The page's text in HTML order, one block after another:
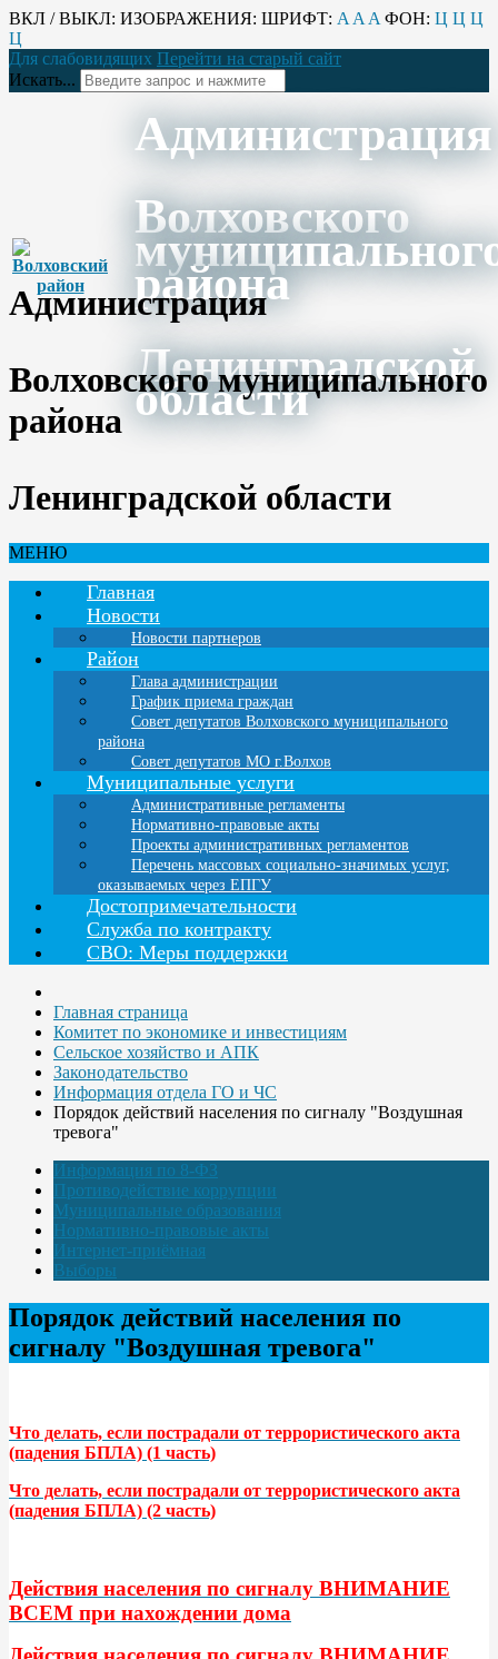
ВКЛ / ВЫКЛ: ИЗОБРАЖЕНИЯ: ШРИФТ: A A A ФОН: Ц Ц Ц
Ц
Для слабовидящих Перейти на старый сайт
Искать...
Администрация
Волховского
района
Ленинградской
области
Администрация
Волховского муниципального
района
Ленинградской области
МЕНЮ
Главная
Новости
Новости партнеров
Район
Глава администрации
График приема граждан
Совет депутатов Волховского муниципального
района
Совет депутатов МО г.Волхов
Муниципальные услуги
Административные регламенты
Нормативно-правовые акты
Проекты административных регламентов
Перечень массовых социально-значимых услуг,
оказываемых через ЕПГУ
Достопримечательности
Служба по контракту
СВО: Меры поддержки
Главная страница
Комитет по экономике и инвестициям
Сельское хозяйство и АПК
Законодательство
Информация отдела ГО и ЧС
Порядок действий населения по сигналу "Воздушная
тревога"
Информация по 8-ФЗ
Противодействие коррупции
Муниципальные образования
Нормативно-правовые акты
Интернет-приёмная
Выборы
Порядок действий населения по
сигналу "Воздушная тревога"
Что делать, если пострадали от террористического акта
(падения БПЛА) (1 часть)
Что делать, если пострадали от террористического акта
(падения БПЛА) (2 часть)
Действия населения по сигналу ВНИМАНИЕ
ВСЕМ при нахождении дома